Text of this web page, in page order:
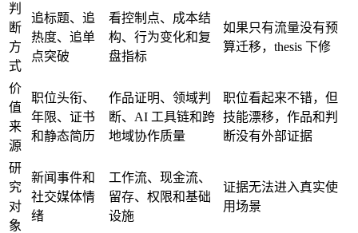
判
断
方
式
追标题、追
热度、追单
点突破
看控制点、成本结
构、行为变化和复
盘指标
如果只有流量没有预
算迁移，thesis 下修
价
值
来
源
职位头衔、
年限、证书
和静态简历
作品证明、领域判
断、AI 工具链和跨
地域协作质量
职位看起来不错，但
技能漂移，作品和判
断没有外部证据
研
究
对
象
新闻事件和
社交媒体情
绪
工作流、现金流、
留存、权限和基础
设施
证据无法进入真实使
用场景